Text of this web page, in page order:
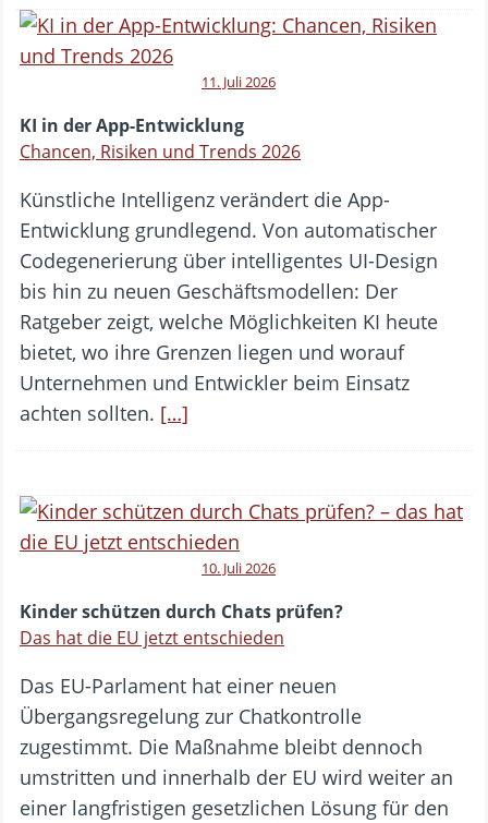
11. Juli 2026
KI in der App-Entwicklung
Chancen, Risiken und Trends 2026
Künstliche Intelligenz verändert die App-
Entwicklung grundlegend. Von automatischer
Codegenerierung über intelligentes UI-Design
bis hin zu neuen Geschäftsmodellen: Der
Ratgeber zeigt, welche Möglichkeiten KI heute
bietet, wo ihre Grenzen liegen und worauf
Unternehmen und Entwickler beim Einsatz
achten sollten. […]
10. Juli 2026
Kinder schützen durch Chats prüfen?
Das hat die EU jetzt entschieden
Das EU-Parlament hat einer neuen
Übergangsregelung zur Chatkontrolle
zugestimmt. Die Maßnahme bleibt dennoch
umstritten und innerhalb der EU wird weiter an
einer langfristigen gesetzlichen Lösung für den